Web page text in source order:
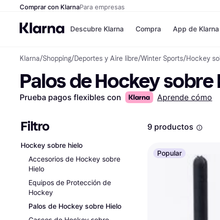
Comprar con KlarnaPara empresas
Descubre Klarna
Formas de
Formas de pago
Paga ahora
Paga en 3 plazos
Paga en 30 días
Klarna en Apple
Compra
Tiendas
MediaMarkt
Shein
Zalando Prive
Zara
Directorio de
App de Klarna
Klarna/Shopping/Deportes y Aire libre/Winter Sports/Hockey
Palos de Hockey sobre
Prueba pagos flexibles con Aprende cómo
Filtro
Hockey sobre hielo
Accesorios de Hockey sobre
Hielo
Equipos de Protección de
Hockey
Palos de Hockey sobre Hielo
9 productos
Popular